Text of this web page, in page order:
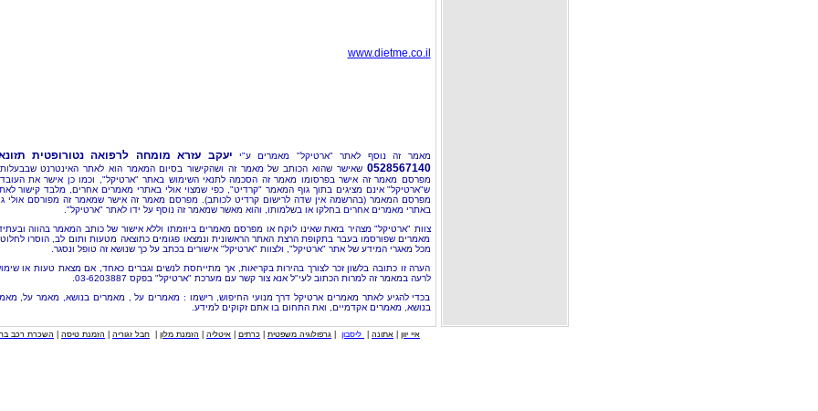
www.dietme.co.il
מאמר זה נוסף לאתר "ארטיקל" מאמרים ע"י יעקב עזרא מומחה לרפואה נטורופטית
0528567140 שאישר שהוא הכותב של מאמר זה ושהקישור בסיום המאמר הוא לאתר האינטרנט
מפרסם מאמר זה אישר בפרסומו מאמר זה הסכמה לתנאי השימוש באתר "ארטיקל", וכמו כן אישר את
ש"ארטיקל" אינם מציגים בתוך גוף המאמר "קרדיט", כפי שמצוי אולי באתרי מאמרים אחרים, מלבד קישור
מפרסם המאמר (בהרשמה אין שדה לרישום קרדיט לכותב). מפרסם מאמר זה אישר שמאמר זה מפורסם אולי
באתרי מאמרים אחרים בחלקו או בשלמותו, והוא מאשר שמאמר זה נוסף על ידו לאתר "ארטיקל".
צוות "ארטיקל" מצהיר בזאת שאינו לוקח או מפרסם מאמרים ביוזמתו וללא אישור של כותב המאמר בהווה
מאמרים שפורסמו בעבר בתקופת הרצת האתר הראשונית ונמצאו פגומים כתוצאה מטעות ותום לב, הוסרו
מכל מאגרי המידע של אתר "ארטיקל", ולצוות "ארטיקל" אישורים בכתב על כך שנושא זה טופל ונסגר.
הערה זו כתובה בלשון זכר לצורך בהירות בקריאות, אך מתייחסת לנשים וגברים כאחד, אם מצאת טעות או
לרעה במאמר זה למרות הכתוב לעי"ל אנא צור קשר עם מערכת "ארטיקל" בפקס 03-6203887.
בכדי להגיע לאתר מאמרים ארטיקל דרך מנועי החיפוש, רישמו : מאמרים על , מאמרים בנושא, מאמר על,
בנושא, מאמרים אקדמיים, ואת התחום בו אתם זקוקים למידע.
איי יוון אתונה ליסבון גרפולוגיה משפטית כרתים איטליה הזמנת מלון חבל זגוריה הזמנת טיסה השכרת רכב